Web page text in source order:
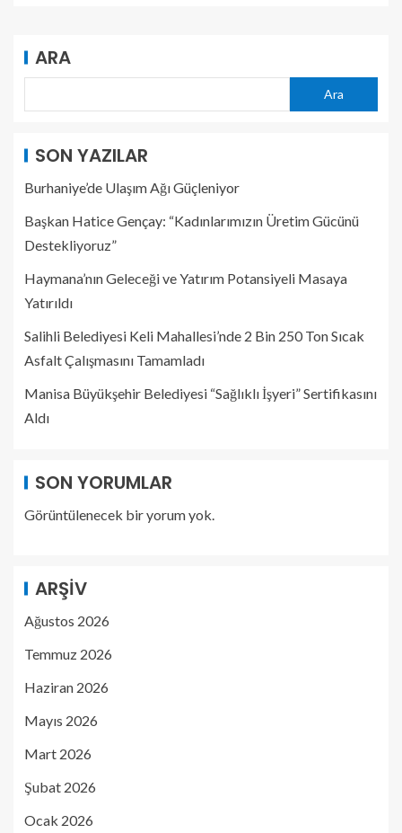
ARA
Ara
SON YAZILAR
Burhaniye’de Ulaşım Ağı Güçleniyor
Başkan Hatice Gençay: “Kadınlarımızın Üretim Gücünü
Destekliyoruz”
Haymana’nın Geleceği ve Yatırım Potansiyeli Masaya
Yatırıldı
Salihli Belediyesi Keli Mahallesi’nde 2 Bin 250 Ton Sıcak
Asfalt Çalışmasını Tamamladı
Manisa Büyükşehir Belediyesi “Sağlıklı İşyeri” Sertifikasını
Aldı
SON YORUMLAR
Görüntülenecek bir yorum yok.
ARŞIV
Ağustos 2026
Temmuz 2026
Haziran 2026
Mayıs 2026
Mart 2026
Şubat 2026
Ocak 2026